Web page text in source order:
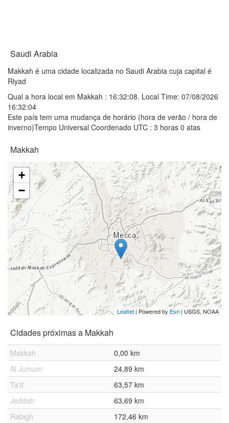
Saudi Arabia
Makkah é uma cidade localizada no Saudi Arabia cuja capital é
Riyad
Qual a hora local em Makkah : 16:32:08. Local Time: 07/08/2026
16:32:04
Este país tem uma mudança de horário (hora de verão / hora de
inverno)Tempo Universal Coordenado UTC : 3 horas 0 atas
Makkah
+
−
Leaflet | Powered by Esri | USGS, NOAA
Cidades próximas a Makkah
Makkah
0,00 km
Al Jumum
24,89 km
Ta'if
63,57 km
Jeddah
63,69 km
Rabigh
172,46 km